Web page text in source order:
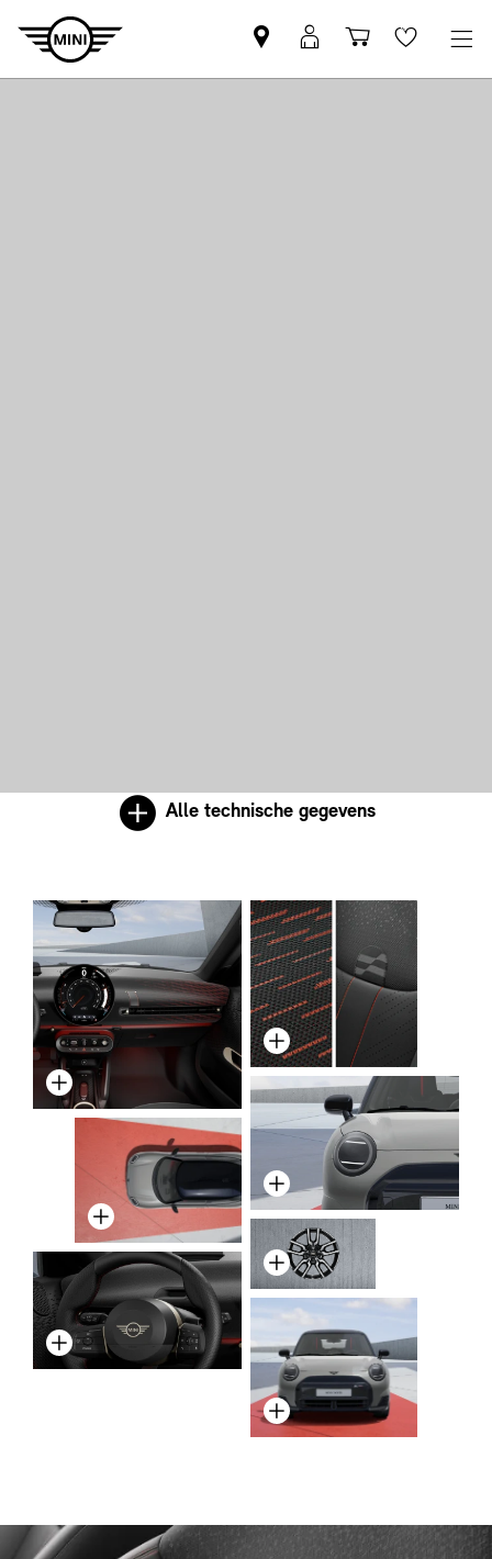
MINI
partner
MyMini-
login
Wishlist
Alle technische gegevens